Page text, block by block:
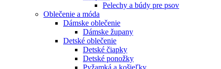
Pelechy a búdy pre psov
Oblečenie a móda
Dámske oblečenie
Dámske župany
Detské oblečenie
Detské čiapky
Detské ponožky
Pyžamká a košieľky